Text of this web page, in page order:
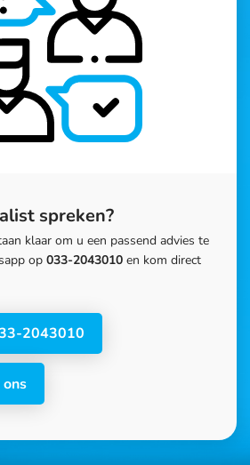
spreken?
klaar om u een passend advies te
op 033-2043010 en kom direct
2043010